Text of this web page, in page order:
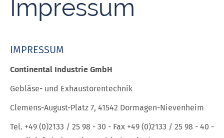
Impressum
IMPRESSUM
Continental Industrie GmbH
Gebläse- und Exhaustorentechnik
Clemens-August-Platz 7, 41542 Dormagen-Nievenheim
Tel. +49 (0)2133 / 25 98 - 30 - Fax +49 (0)2133 / 25 98 - 40 -